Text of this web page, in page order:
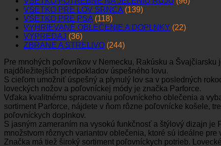
VŠETKO PRE LOV SRNCA (139)
VŠETKO PRE PSA (118)
VYHRIEVANÉ OBLEČENIE A DOPLNKY (22)
VÝPREDAJ (36)
ZBRANE A STRELIVO (244)
Pre mnohých poľovníkov v Nemecku, Rakúsku a
najdôležitejších predpokladov úspešného lovu.
S cieľom umožniť úspešný a plynulý lov sa v posledných
loveckých nožov a poľovníckej módy je značka Parforce.
Vďaka kvalitnému spracovaniu poľovníckeho oblečenia a
sortiment Parforce, nájdete v ňom rôzne poľovnícke košele,
poľovníckych doplnkov.
S jasným zameraním na vysokú funkčnosť a štýlový dizajn
množstvom rôznych variantov oblečenia, ktoré sú ideálne
Značka má tiež široký sortiment poľovníckych potrieb.